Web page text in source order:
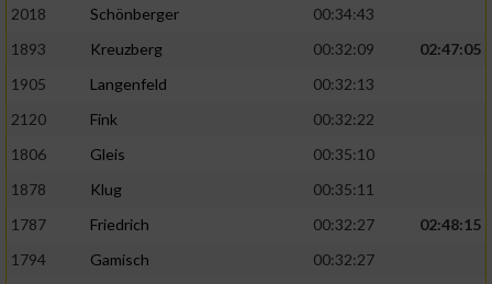
2018
Schönberger
00:34:43
1893
Kreuzberg 00:32:09
02:47:05
1905
Langenfeld
00:32:13
2120
Fink
00:32:22
1806
Gleis
00:35:10
1878
Klug
00:35:11
1787
Friedrich 00:32:27
02:48:15
1794
Gamisch
00:32:27